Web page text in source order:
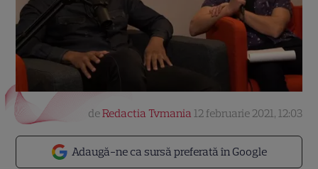
Adaugă-ne ca sursă preferată în Google
deRedactia Tvmania 12 februarie 2021, 12:03